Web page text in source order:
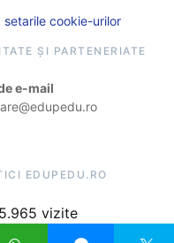
setarile cookie-urilor
ȘI PARTENERIATE
e-mail
EDUPEDU.RO
vizite